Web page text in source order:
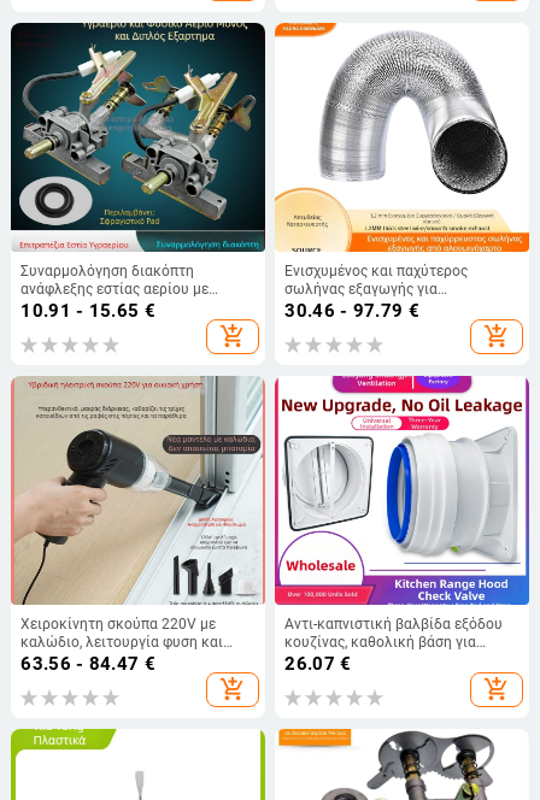
Συναρμολόγηση διακόπτη
ανάφλεξης εστίας αερίου με
αναφλέκτη, σώμα βαλβίνας LPG
και εξαρτήματα επιτραπέζιας
εστίας αερίου
10.91 - 15.65 €
add_shopping_cart
Ενισχυμένος και παχύτερος
σωλήνας εξαγωγής για
απορροφητήρα κουζίνας,
αλουμινόφυλλο με πάχος,
30.46 - 97.79 €
add_shopping_cart
Χειροκίνητη σκούπα 220V με
καλώδιο, λειτουργία φυση και
αναρρόφηση, για οικία και
63.56 - 84.47 €
add_shopping_cart
Αντι-καπνιστική βαλβίδα εξόδου
κουζίνας, καθολική βάση για
σωλήνα καπνού, εγκατάσταση με
άμεση γρήγορη τοποθέτηση με
κόλλα, βάρος 442 g, μάρκα Ninety
26.07 €
add_shopping_cart